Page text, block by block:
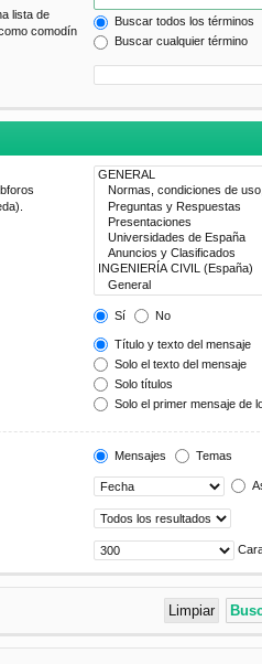
lista de
comodín
Buscar todos los términos
Buscar cualquier término
Sí No
Título y texto del mensaje
Solo el texto del mensaje
Solo títulos
Solo el primer mensaje de
Mensajes Temas